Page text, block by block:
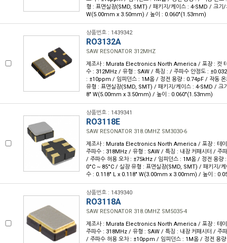
형 : 표면실장(SMD, SMT) / 패키지/케이스 : 4-SMD / 크기
W(5.00mm x 3.50mm) / 높이 : 0.060"(1.53mm)
상품번호 : 1439342
RO3132A
SAW RESONATOR 312MHZ
제조사 : Murata Electronics North America / 포장 : 컷
수 : 312MHz / 유형 : SAW / 특징 : / 주파수 안정도 :
: ±10ppm / 임피던스 : 1M옴 / 정전 용량 : 0.74pF / 작동 온
유형 : 표면실장(SMD, SMT) / 패키지/케이스 : 4-SMD / 크
8" W(5.00mm x 3.50mm) / 높이 : 0.060"(1.53mm)
상품번호 : 1439341
RO3118E
SAW RESONATOR 318.0MHZ SM3030-6
제조사 : Murata Electronics North America / 포장 : 테
주파수 : 318MHz / 유형 : SAW / 특징 : 내장 커패시터 / 주
/ 주파수 허용 오차 : ±75kHz / 임피던스 : 1M옴 / 정전 용량
0°C ~ 85°C / 실장 유형 : 표면실장(SMD, SMT) / 패키지/
수 : 0.118" L x 0.118" W(3.00mm x 3.00mm) / 높이 :
상품번호 : 1439340
RO3118A
SAW RESONATOR 318.0MHZ SM5035-4
제조사 : Murata Electronics North America / 포장 : 테
주파수 : 318MHz / 유형 : SAW / 특징 : 내장 커패시터 / 주
/ 주파수 허용 오차 : ±10ppm / 임피던스 : 1M옴 / 정전 용